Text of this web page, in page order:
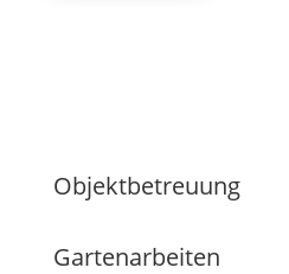
Objektbetreuung
Gartenarbeiten